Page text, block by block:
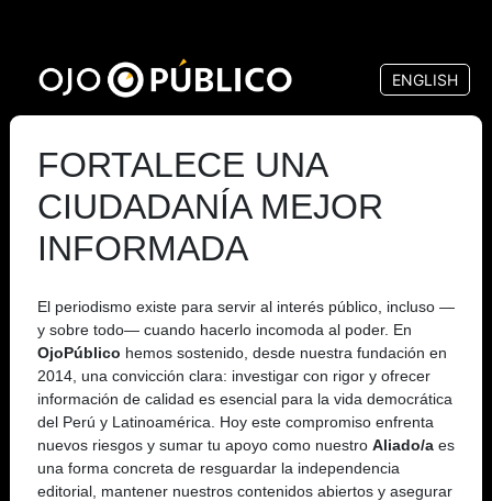
contenido
principal
ENGLISH
FORTALECE UNA
CIUDADANÍA MEJOR
INFORMADA
El periodismo existe para servir al interés público, incluso —
y sobre todo— cuando hacerlo incomoda al poder. En
OjoPúblico hemos sostenido, desde nuestra fundación en
2014, una convicción clara: investigar con rigor y ofrecer
información de calidad es esencial para la vida democrática
del Perú y Latinoamérica. Hoy este compromiso enfrenta
nuevos riesgos y sumar tu apoyo como nuestro Aliado/a es
una forma concreta de resguardar la independencia
editorial, mantener nuestros contenidos abiertos y asegurar